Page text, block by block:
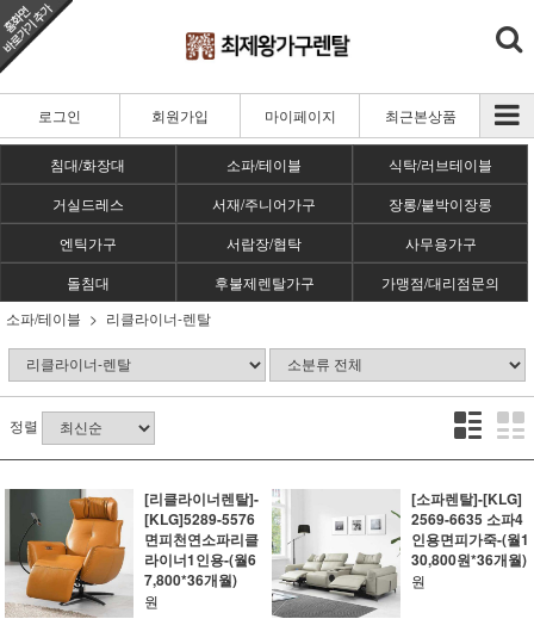
로그인 회원가입 마이페이지 최근본상품
침대/화장대 소파/테이블
식탁/러브테이블
거실드레스
서재/주니어가구
장롱/붙박이장롱
엔틱가구
서랍장/협탁
사무용가구
돌침대
후불제렌탈가구
가맹점/대리점문의
소파/테이블
리클라이너-렌탈
정렬
[리클라이너렌탈]-
[KLG]5289-5576
면피천연소파리클
라이너1인용-(월6
7,800*36개월)
원
[소파렌탈]-[KLG]
2569-6635 소파4
인용면피가죽-(월1
30,800원*36개월)
원